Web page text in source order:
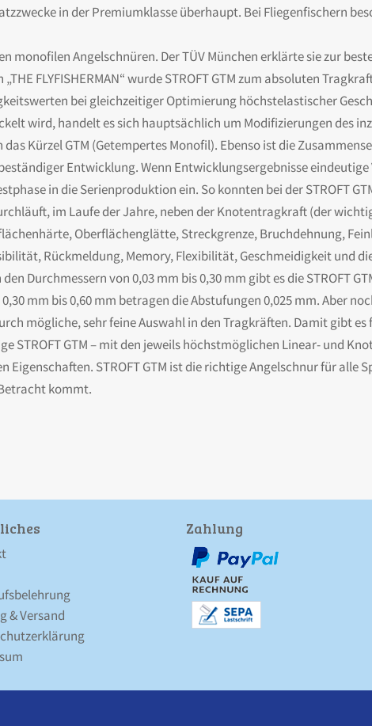
in der Premiumklasse überhaupt. Bei Fliegenfischern
monofilen Angelschnüren. Der TÜV München erklärte sie zur
FLYFISHERMAN“ wurde STROFT GTM zum absoluten
bei gleichzeitiger Optimierung höchstelastischer
wird, handelt es sich hauptsächlich um Modifizierungen des
Kürzel GTM (Getempertes Monofil). Ebenso ist die
Entwicklung. Wenn Entwicklungsergebnisse
in die Serienproduktion ein. So konnten bei der STROFT
im Laufe der Jahre, neben der Knotentragkraft (der
Oberflächenglätte, Streckgrenze, Bruchdehnung,
Rückmeldung, Memory, Flexibilität, Geschmeidigkeit und
Durchmessern von 0,03 mm bis 0,30 mm gibt es die STROFT
mm bis 0,60 mm betragen die Abstufungen 0,025 mm. Aber
mögliche, sehr feine Auswahl in den Tragkräften. Damit gibt
STROFT GTM – mit den jeweils höchstmöglichen Linear- und
STROFT GTM ist die richtige Angelschnur für alle
kommt.
& Versand
Zahlung